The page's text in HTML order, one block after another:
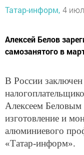
Татар-информ, 4
Алексей Белов
самозанятого в
В России
Алексеем
изготовление и
алюминиевого
«Татар-информ».